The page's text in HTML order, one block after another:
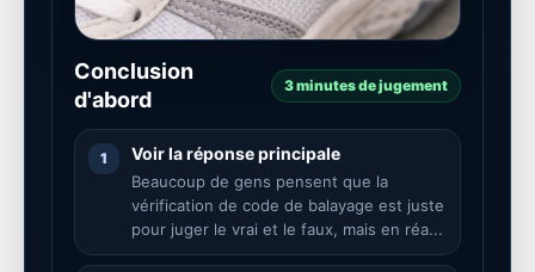
Conclusion
d'abord
3 minutes de jugement
1 Voir la réponse principale
Beaucoup de gens pensent que la
vérification de code de balayage est juste
pour juger le vrai et le faux, mais en réa...